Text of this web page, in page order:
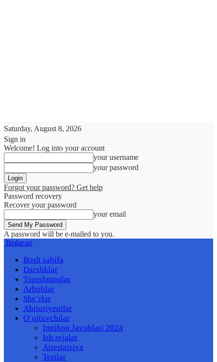
Saturday, August 8, 2026
Sign in
Welcome! Log into your account
your username
your password
Forgot your password? Get help
Password recovery
Recover your password
your email
A password will be e-mailed to you.
Ilmlar.uz
Bosh sahifa
Darsliklar
Topishmoqlar
Arboblar
She’rlar
Abituriyentlar
O’qituvchilar
Imtihon Javoblari 2024
Ish rejalar
Attestatsiya
Testlar